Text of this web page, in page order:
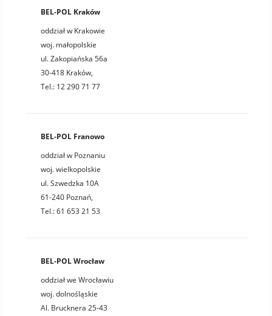
BEL-POL Kraków
oddział w Krakowie
woj. małopolskie
ul. Zakopiańska 56a
30-418 Kraków,
Tel.: 12 290 71 77
BEL-POL Franowo
oddział w Poznaniu
woj. wielkopolskie
ul. Szwedzka 10A
61-240 Poznań,
Tel.: 61 653 21 53
BEL-POL Wrocław
oddział we Wrocławiu
woj. dolnośląskie
Al. Brucknera 25-43